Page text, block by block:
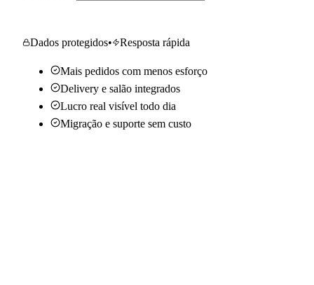
Dados protegidos• Resposta rápida
Mais pedidos com menos esforço
Delivery e salão integrados
Lucro real visível todo dia
Migração e suporte sem custo